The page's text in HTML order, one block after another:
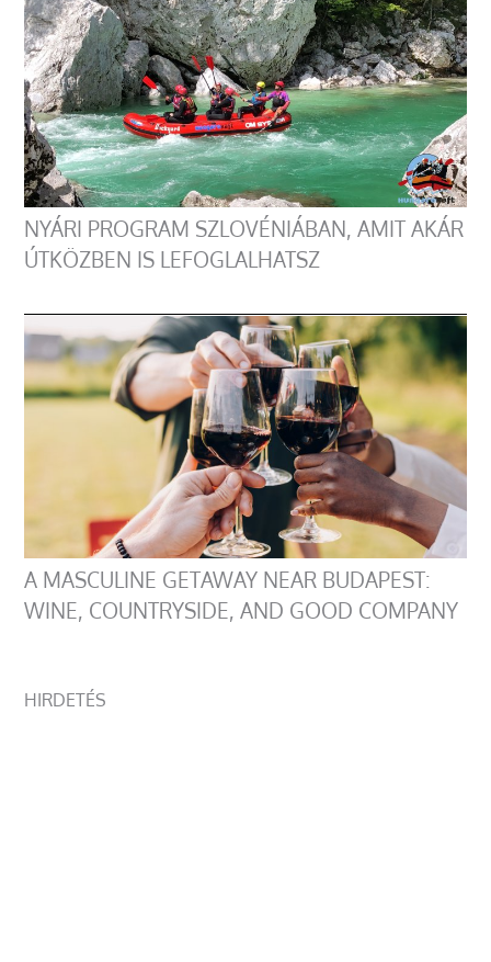
NYÁRI PROGRAM SZLOVÉNIÁBAN, AMIT AKÁR
ÚTKÖZBEN IS LEFOGLALHATSZ
A MASCULINE GETAWAY NEAR BUDAPEST:
WINE, COUNTRYSIDE, AND GOOD COMPANY
HIRDETÉS